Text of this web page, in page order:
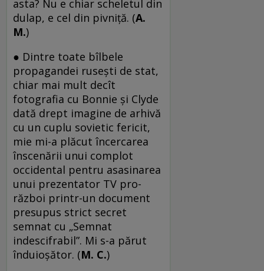
asta? Nu e chiar scheletul din
dulap, e cel din pivniță. (A.
M.)
● Dintre toate bîlbele
propagandei rusești de stat,
chiar mai mult decît
fotografia cu Bonnie și Clyde
dată drept imagine de arhivă
cu un cuplu sovietic fericit,
mie mi-a plăcut încercarea
înscenării unui complot
occidental pentru asasinarea
unui prezentator TV pro-
război printr-un document
presupus strict secret
semnat cu „Semnat
indescifrabil”. Mi s-a părut
înduioșător. (M. C.)